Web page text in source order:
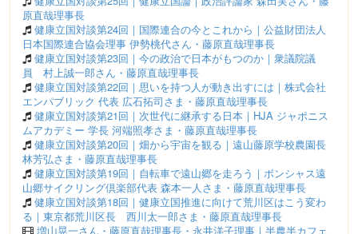
原直哉理事長
健康立国対談第24回｜国際連合の今とこれから｜公益財団法人
日本国際連合協会理事 伊勢桃代さん・藤原直哉理事長
健康立国対談第23回｜今の政治で日本がもつのか｜衆議院議
員 村上誠一郎さん・藤原直哉理事長
健康立国対談第22回｜思いを持つ人が動き出すには｜株式会社
エンパブリック 代表 広石拓司さま・藤原直哉理事長
健康立国対談第21回｜次世代に継承する日本｜HJA ジャポニス
ムアカデミー 学長 河端照孝さま・藤原直哉理事長
健康立国対談第20回｜畑から宇宙を観る｜遠山藤原学校農園長
林芳弘さま・藤原直哉理事長
健康立国対談第19回｜自転車で遠山郷を走ろう｜ボンシャス遠
山郷サイクリング倶楽部代表 森本一人さま・藤原直哉理事長
健康立国対談第18回｜健康立国推進に向けて荒川区はこう変わ
る｜東京都荒川区長 西川太一郎さま・藤原直哉理事長
増山晃一さん・藤原直哉理事長・永井洋子理事｜半農半カフェ